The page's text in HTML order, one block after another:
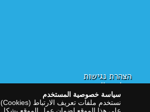
הצהרת נגישות
سياسة الخصوصية
سياسة خصوصية المستخدم
نستخدم ملفات تعريف الارتباط (Cookies)